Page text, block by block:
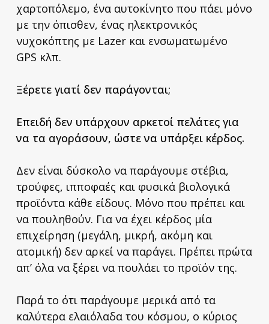
χαρτοπόλεμο, ένα αυτοκίνητο που πάει μόνο
με την όπισθεν, ένας ηλεκτρονικός
νυχοκόπτης με Lazer και ενσωματωμένο
GPS κλπ.
Ξέρετε γιατί δεν παράγονται;
Επειδή δεν υπάρχουν αρκετοί πελάτες για
να τα αγοράσουν, ώστε να υπάρξει κέρδος.
Δεν είναι δύσκολο να παράγουμε στέβια,
τρούφες, ιπποφαές και φυσικά βιολογικά
προϊόντα κάθε είδους. Μόνο που πρέπει και
να πουληθούν. Για να έχει κέρδος μία
επιχείρηση (μεγάλη, μικρή, ακόμη και
ατομική) δεν αρκεί να παράγει. Πρέπει πρώτα
απ’ όλα να ξέρει να πουλάει το προϊόν της.
Παρά το ότι παράγουμε μερικά από τα
καλύτερα ελαιόλαδα του κόσμου, ο κύριος